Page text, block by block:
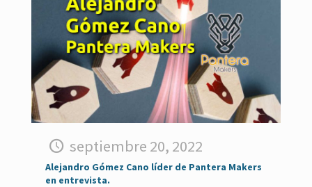
septiembre 20, 2022
Alejandro Gómez Cano líder de Pantera Makers
en entrevista.